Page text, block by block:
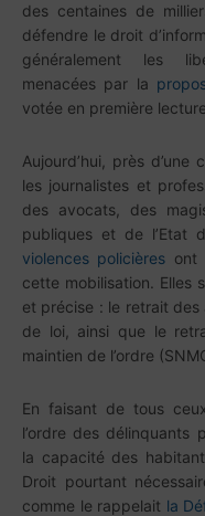
des centaines de
défendre le droit
généralement les
menacées par la
votée en première
Aujourd’hui, près d’une
les journalistes et
des avocats, des
publiques et de l’Etat
violences policières ont
cette mobilisation. Elles
et précise : le retrait
de loi, ainsi que le
maintien de l’ordre
En faisant de tous
l’ordre des délinquants
la capacité des
Droit pourtant
comme le rappelait la